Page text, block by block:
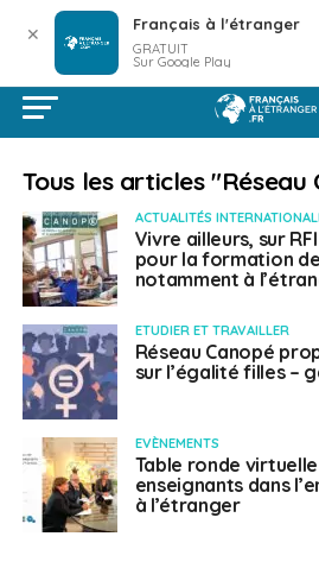
Tous les articles "Réseau
ACTUALITÉS
Vivre ailleurs, sur
pour la formation
notamment à
ETUDIER ET TRAVAILLER
Réseau Canopé
sur l’égalité filles –
EVÈNEMENTS
Table ronde
enseignants dans
à l’étranger
✕ Français à l'étranger
GRATUIT
Sur Google Play